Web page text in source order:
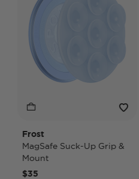
Frost
MagSafe Suck-Up Grip &
Mount
$35